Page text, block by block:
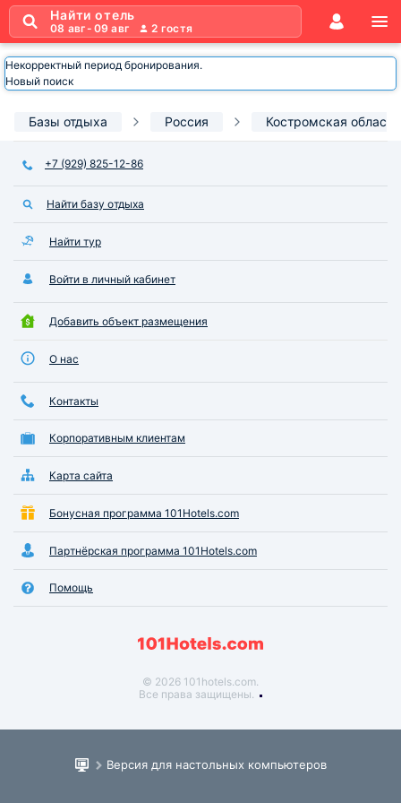
Найти отель
08 авг- 09 авг 2 гостя
Некорректный период бронирования.
Новый поиск
Базы отдыха Россия Костромская область
+7 (929) 825-12-86
Найти базу отдыха
Найти тур
Войти в личный кабинет
Добавить объект размещения
О нас
Контакты
Корпоративным клиентам
Карта сайта
Бонусная программа 101Hotels.com
Партнёрская программа 101Hotels.com
Помощь
© 2026 101hotels.com.
Все права защищены.
Версия для настольных компьютеров